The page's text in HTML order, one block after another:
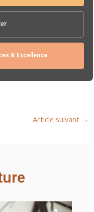
& Excellence
Article suivant →